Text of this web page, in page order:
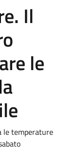
Il
le
le temperature